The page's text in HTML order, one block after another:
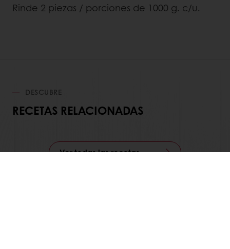
Rinde 2 piezas / porciones de 1000 g. c/u.
DESCUBRE
RECETAS RELACIONADAS
Ver todas las recetas